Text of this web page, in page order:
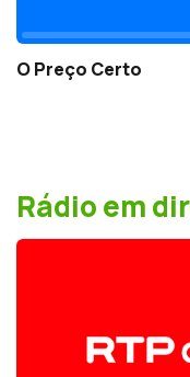
O Preço Certo
Rádio em